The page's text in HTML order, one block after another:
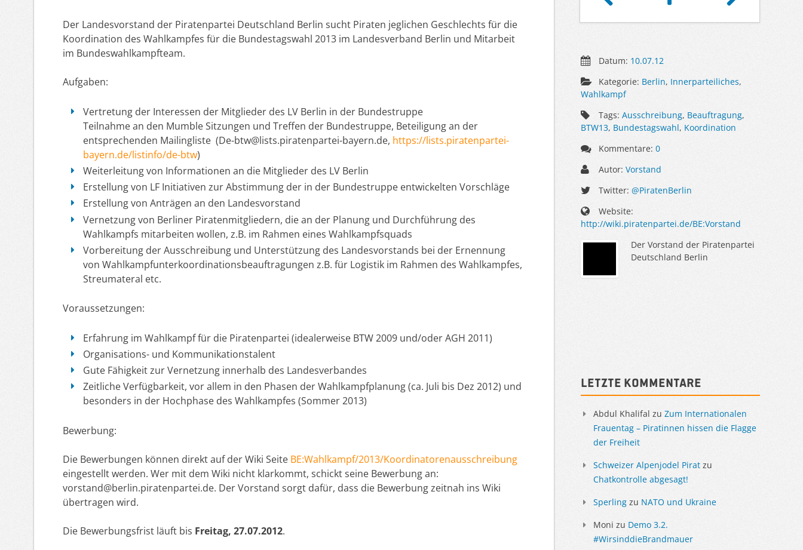
Der Landesvorstand der Piratenpartei Deutschland Berlin sucht Piraten jeglichen Geschlechts für die
Koordination des Wahlkampfes für die Bundestagswahl 2013 im Landesverband Berlin und Mitarbeit
im Bundeswahlkampfteam.
Aufgaben:
Vertretung der Interessen der Mitglieder des LV Berlin in der Bundestruppe
Teilnahme an den Mumble Sitzungen und Treffen der Bundestruppe, Beteiligung an der
entsprechenden Mailingliste (De-btw@lists.piratenpartei-bayern.de, https://lists.piratenpartei-
bayern.de/listinfo/de-btw)
Weiterleitung von Informationen an die Mitglieder des LV Berlin
Erstellung von LF Initiativen zur Abstimmung der in der Bundestruppe entwickelten Vorschläge
Erstellung von Anträgen an den Landesvorstand
Vernetzung von Berliner Piratenmitgliedern, die an der Planung und Durchführung des
Wahlkampfs mitarbeiten wollen, z.B. im Rahmen eines Wahlkampfsquads
Vorbereitung der Ausschreibung und Unterstützung des Landesvorstands bei der Ernennung
von Wahlkampfunterkoordinationsbeauftragungen z.B. für Logistik im Rahmen des Wahlkampfes,
Streumateral etc.
Voraussetzungen:
Erfahrung im Wahlkampf für die Piratenpartei (idealerweise BTW 2009 und/oder AGH 2011)
Organisations- und Kommunikationstalent
Gute Fähigkeit zur Vernetzung innerhalb des Landesverbandes
Zeitliche Verfügbarkeit, vor allem in den Phasen der Wahlkampfplanung (ca. Juli bis Dez 2012) und
besonders in der Hochphase des Wahlkampfes (Sommer 2013)
Bewerbung:
Die Bewerbungen können direkt auf der Wiki Seite BE:Wahlkampf/2013/Koordinatorenausschreibung
eingestellt werden. Wer mit dem Wiki nicht klarkommt, schickt seine Bewerbung an:
vorstand@berlin.piratenpartei.de. Der Vorstand sorgt dafür, dass die Bewerbung zeitnah ins Wiki
übertragen wird.
Die Bewerbungsfrist läuft bis Freitag, 27.07.2012.
Datum: 10.07.12
Kategorie: Berlin, Innerparteiliches,
Wahlkampf
Tags: Ausschreibung, Beauftragung,
BTW13, Bundestagswahl, Koordination
Kommentare:0
Autor:Vorstand
Twitter:@PiratenBerlin
Website:
http://wiki.piratenpartei.de/BE:Vorstand
Der Vorstand der Piratenpartei
Deutschland Berlin
Letzte Kommentare
Abdul Khalifal zu Zum Internationalen
Frauentag – Piratinnen hissen die Flagge
der Freiheit
Schweizer Alpenjodel Pirat zu
Chatkontrolle abgesagt!
Sperling zu NATO und Ukraine
Moni zu Demo 3.2.
#WirsinddieBrandmauer